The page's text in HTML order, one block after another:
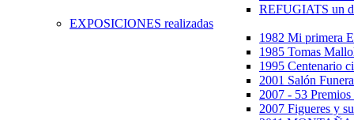
REFUGIATS un
EXPOSICIONES realizadas
1982 Mi primera
1985 Tomas
1995 Centenario
2001 Salón
2007 - 53 Premios
2007 Figueres y